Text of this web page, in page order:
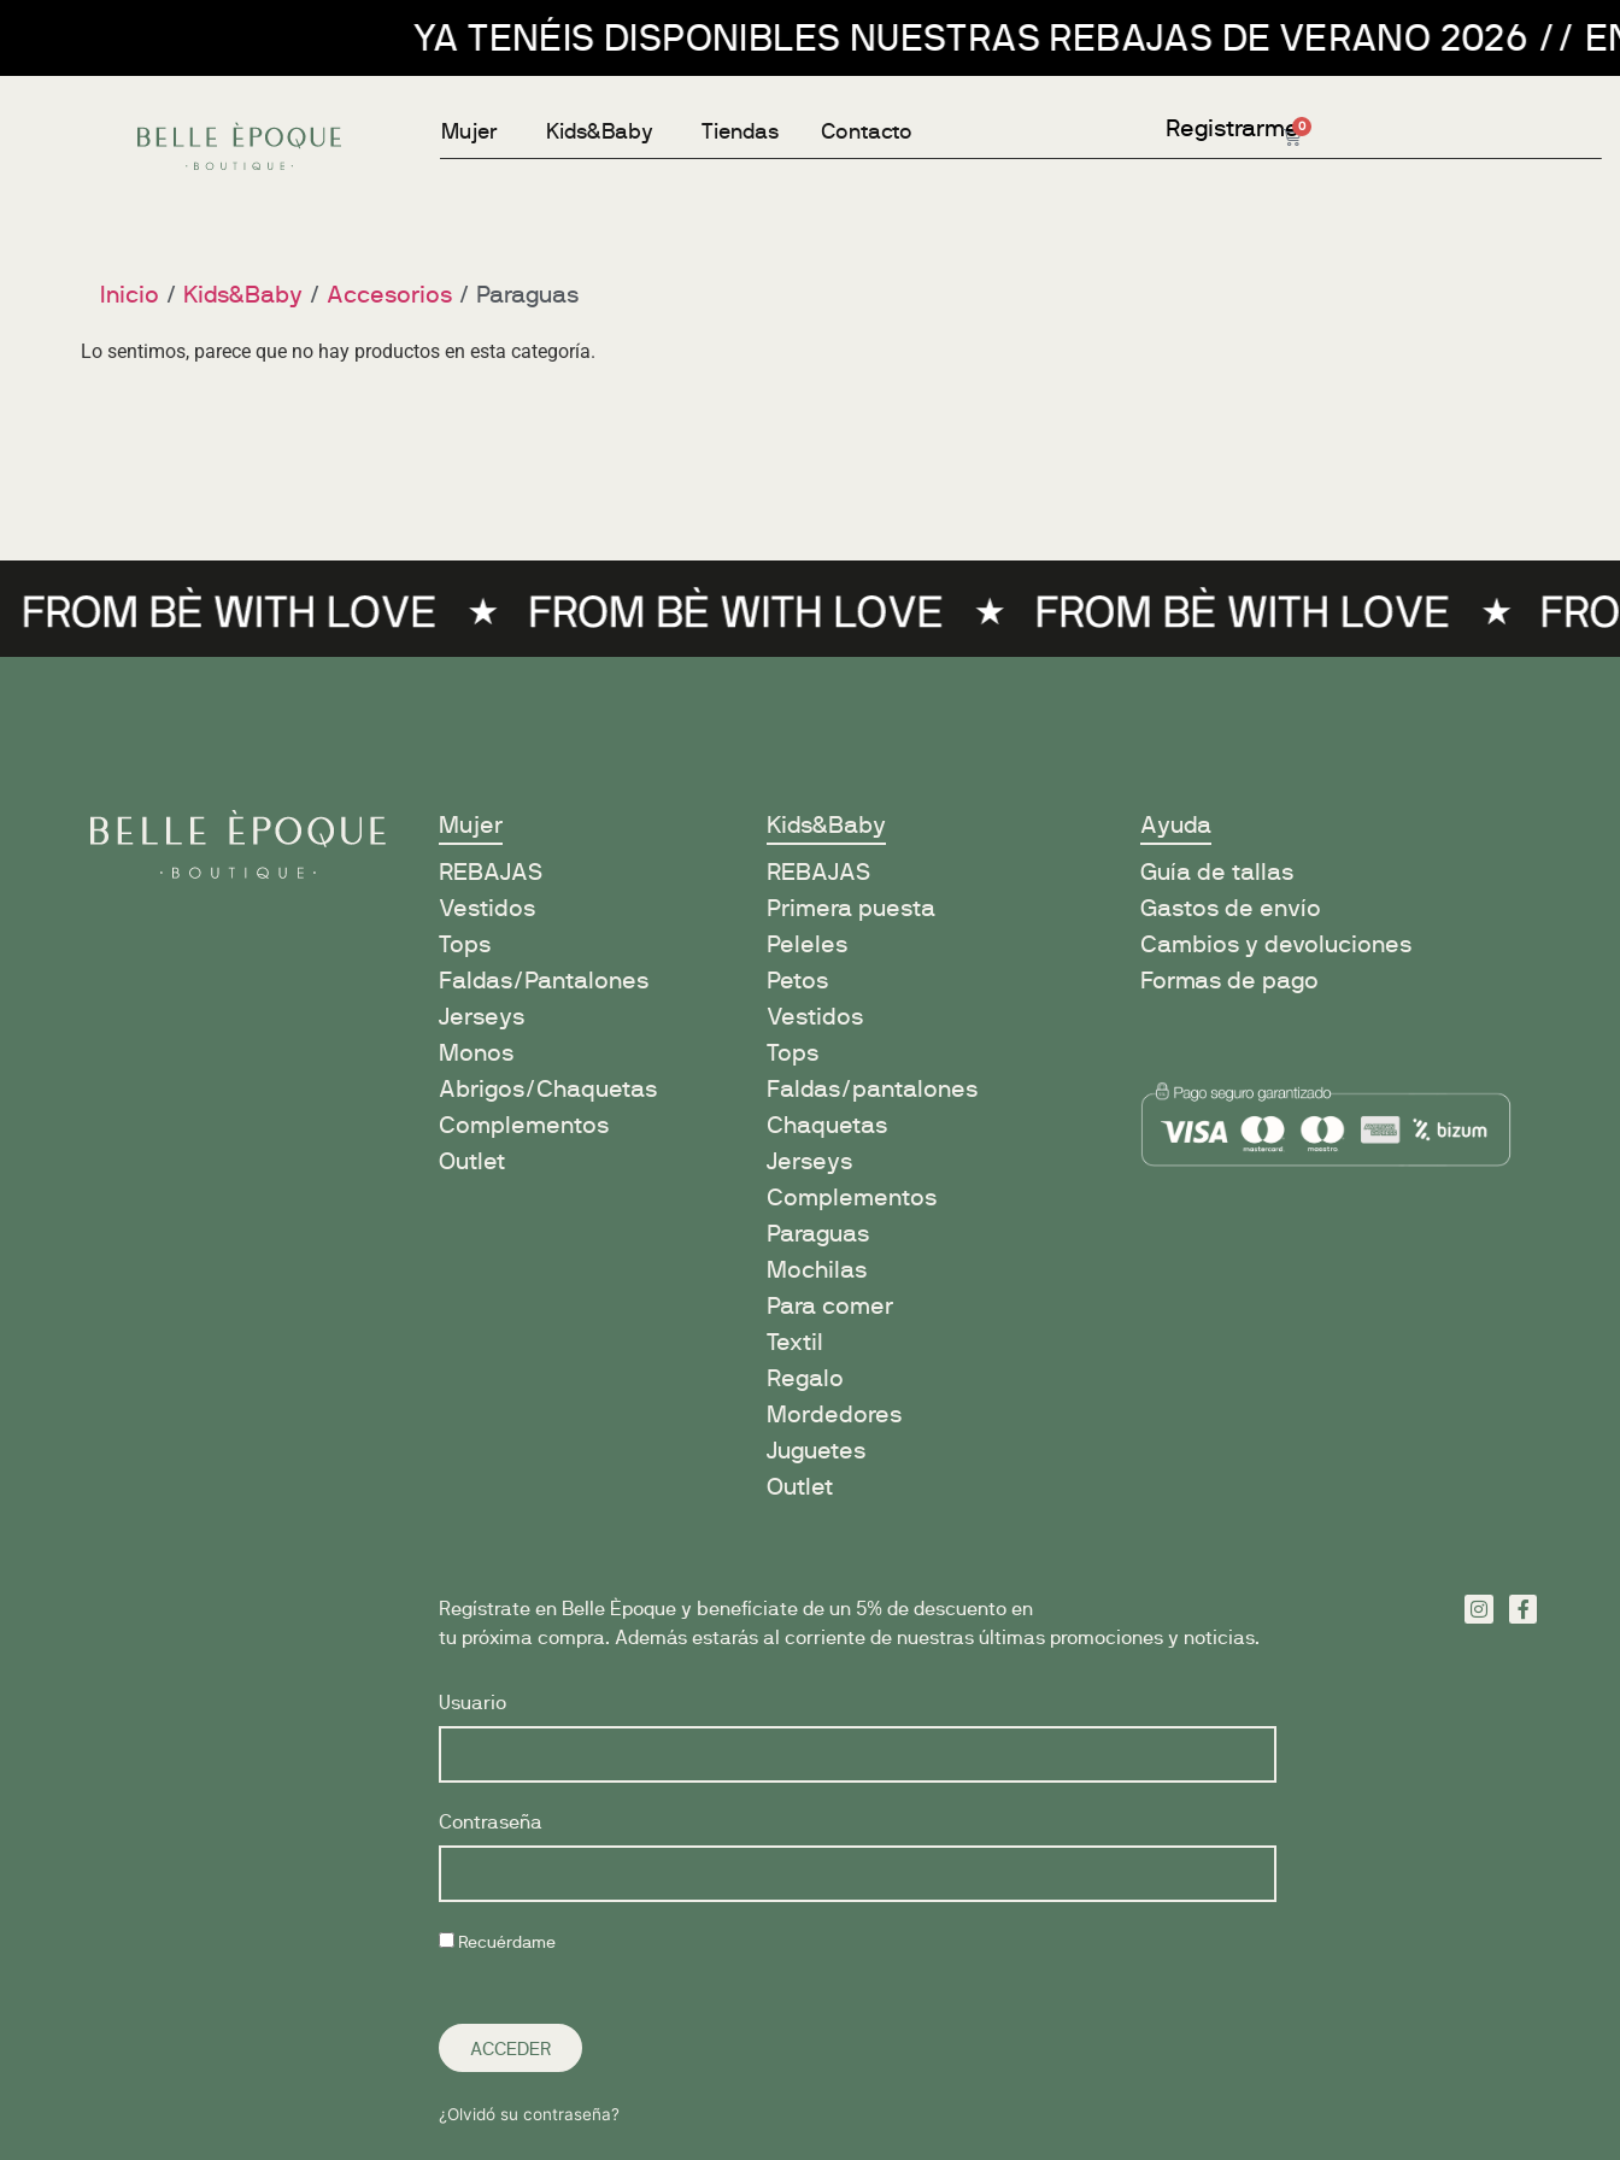
YA TENÉIS DISPONIBLES NUESTRAS REBAJAS DE VERANO 2026 //
Mujer Kids&Baby Tiendas Contacto Registrarme0
Inicio / Kids&Baby / Accesorios / Paraguas
Lo sentimos, parece que no hay productos en esta categoría.
Mujer
REBAJAS
Vestidos
Tops
Faldas/Pantalones
Jerseys
Monos
Abrigos/Chaquetas
Complementos
Outlet
Kids&Baby
REBAJAS
Primera puesta
Peleles
Petos
Vestidos
Tops
Faldas/pantalones
Chaquetas
Jerseys
Complementos
Paraguas
Mochilas
Para comer
Textil
Regalo
Mordedores
Juguetes
Outlet
Ayuda
Guía de tallas
Gastos de envío
Cambios y devoluciones
Formas de pago
Regístrate en Belle Èpoque y benefíciate de un 5% de descuento en
tu próxima compra. Además estarás al corriente de nuestras últimas promociones y noticias.
Usuario
Contraseña
Recuérdame
ACCEDER
¿Olvidó su contraseña?